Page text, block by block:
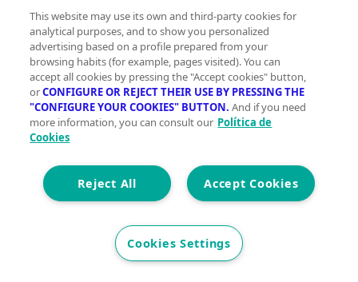
disponemos de fotos del interior).~3º.- La obtención de
las llaves dependerá del curso del procedimiento o la
posible negociación con los ocupantes.~4º.- En el caso
de que el cliente lo solicite, nuestros profesionales
(abogado y procurador) podrán atender su
procedimiento judicial hasta la obtención de llaves. Los
honorarios de este servicio no están incluidos en el
precio, consúltenos.~5º.- Gastos del comprador: ITP,
notaria y registro.~~🏡 Encuentra tu hogar ideal con
nosotros 🏡 Descubre nuestras mejores ofertas en
inmuebles y contacta con nosotros directamente a
o vía telefónica al Teléf. 955275601.~~📲 Síguenos en
redes sociales para estar al día con nuevas
This website may use its own and third-party cookies for
analytical purposes, and to show you personalized
advertising based on a profile prepared from your
browsing habits (for example, pages visited). You can
accept all cookies by pressing the "Accept cookies" button,
orCONFIGURE OR REJECT THEIR USE BY PRESSING THE
"CONFIGURE YOUR COOKIES" BUTTON. And if you need
more information, you can consult our Política de
Cookies
Accept Cookies
Reject All
Cookies Settings